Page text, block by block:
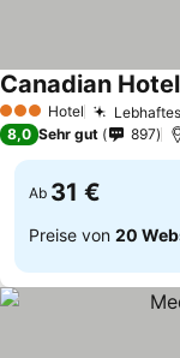
3 SterneHotel
Canadian Hotel
8,0 Sehr gut 897
Ab 31 €
Preise von 20